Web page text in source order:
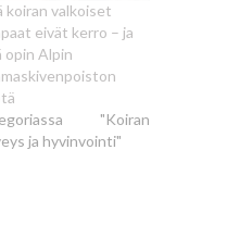
koiran valkoiset
eivät kerro – ja
opin Alpin
"Koiran
ja hyvinvointi"